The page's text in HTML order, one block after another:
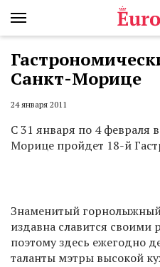
Санкт-Морице
24 января 2011
С 31 января по 4 февраля
Морице пройдет 18-й
Знаменитый
издавна славится своими
поэтому здесь ежегодно
таланты мэтры высокой